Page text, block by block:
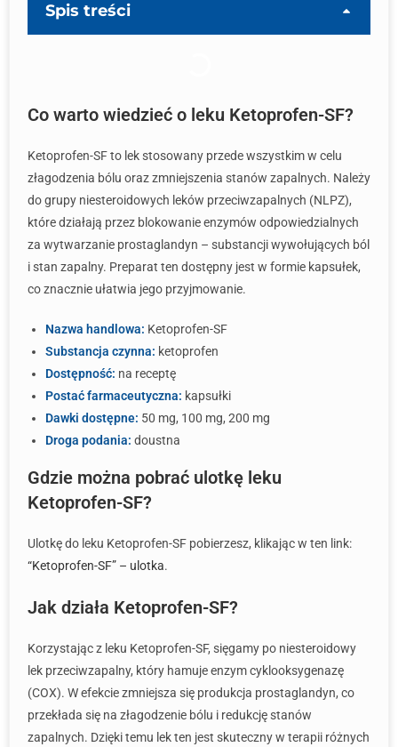
Spis treści
Co warto wiedzieć o leku Ketoprofen-SF?
Ketoprofen-SF to lek stosowany przede wszystkim w celu
złagodzenia bólu oraz zmniejszenia stanów zapalnych. Należy
do grupy niesteroidowych leków przeciwzapalnych (NLPZ),
które działają przez blokowanie enzymów odpowiedzialnych
za wytwarzanie prostaglandyn – substancji wywołujących ból
i stan zapalny. Preparat ten dostępny jest w formie kapsułek,
co znacznie ułatwia jego przyjmowanie.
Nazwa handlowa: Ketoprofen-SF
Substancja czynna: ketoprofen
Dostępność: na receptę
Postać farmaceutyczna: kapsułki
Dawki dostępne: 50 mg, 100 mg, 200 mg
Droga podania: doustna
Gdzie można pobrać ulotkę leku
Ketoprofen-SF?
Ulotkę do leku Ketoprofen-SF pobierzesz, klikając w ten link:
“Ketoprofen-SF” – ulotka.
Jak działa Ketoprofen-SF?
Korzystając z leku Ketoprofen-SF, sięgamy po niesteroidowy
lek przeciwzapalny, który hamuje enzym cyklooksygenazę
(COX). W efekcie zmniejsza się produkcja prostaglandyn, co
przekłada się na złagodzenie bólu i redukcję stanów
zapalnych. Dzięki temu lek ten jest skuteczny w terapii różnych